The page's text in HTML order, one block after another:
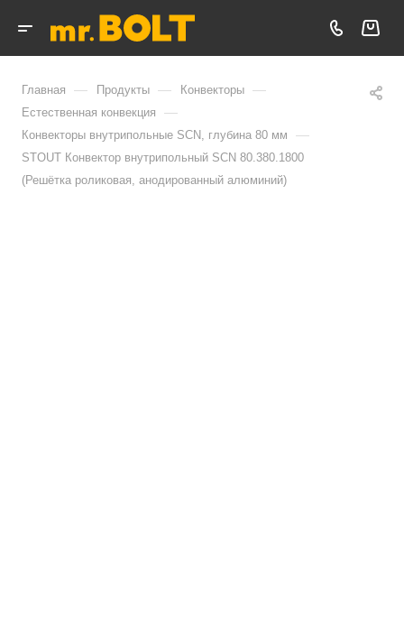
Главная — Продукты — Конвекторы —
Естественная конвекция —
Конвекторы внутрипольные SCN, глубина 80 мм —
STOUT Конвектор внутрипольный SCN 80.380.1800
(Решётка роликовая, анодированный алюминий)